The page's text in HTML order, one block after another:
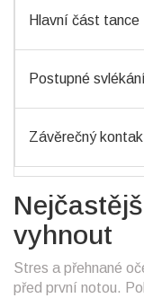
Hlavní část tance
Postupné
Závěrečný
vyhnout
Stres a přehnané
před první notou.